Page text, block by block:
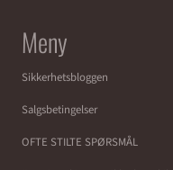
Meny
Sikkerhetsbloggen
Salgsbetingelser
OFTE STILTE SPØRSMÅL